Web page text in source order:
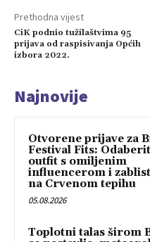
Prethodna vijest
CiK podnio tužilaštvima 95
prijava od raspisivanja Općih
izbora 2022.
Najnovije
Otvorene prijave za
Festival Fits:
outfit s omiljenim
influencerom i
na Crvenom tepihu
05.08.2026
Toplotni talas širom